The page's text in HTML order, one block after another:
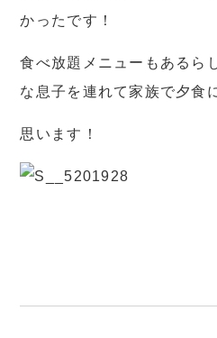
かったです！
食べ放題メニューもあるら
な息子を連れて家族で夕食
思います！